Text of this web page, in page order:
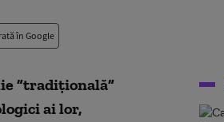
în Google
”tradiţională”
ai lor,